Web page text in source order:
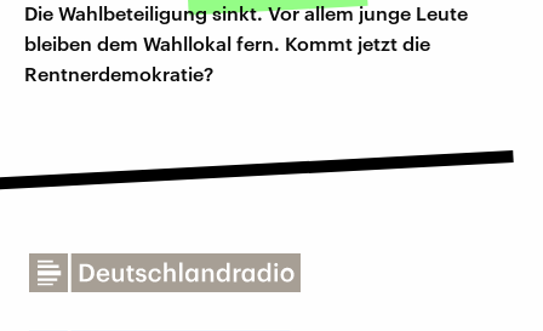
Die Wahlbeteiligung sinkt. Vor allem junge Leute
bleiben dem Wahllokal fern. Kommt jetzt die
Rentnerdemokratie?